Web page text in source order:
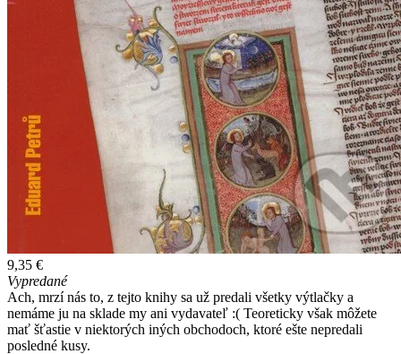
9,35 €
Vypredané
Ach, mrzí nás to, z tejto knihy sa už predali všetky výtlačky a
nemáme ju na sklade my ani vydavateľ :( Teoreticky však môžete
mať šťastie v niektorých iných obchodoch, ktoré ešte nepredali
posledné kusy.